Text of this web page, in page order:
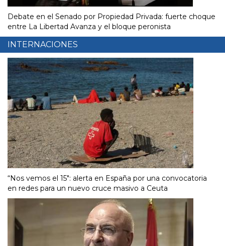
Debate en el Senado por Propiedad Privada: fuerte choque
entre La Libertad Avanza y el bloque peronista
INTERNACIONES
“Nos vemos el 15″: alerta en España por una convocatoria
en redes para un nuevo cruce masivo a Ceuta